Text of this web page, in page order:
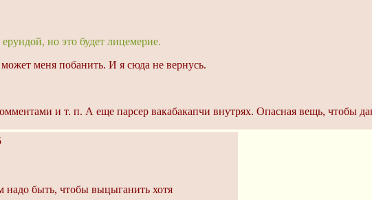
но это будет лицемерие.
меня побанить. И я сюда не вернусь.
и т. п. А еще парсер вакабакапчи внутрях. Опасная вещь, чтобы
надо быть, чтобы выцыганить хотя